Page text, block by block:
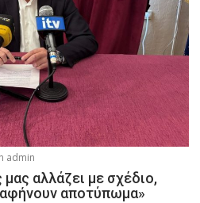
admin
αλλάζει με σχέδιο,
αφήνουν αποτύπωμα»